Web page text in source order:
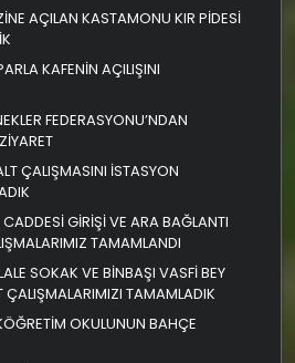
AÇILAN KASTAMONU KIR PİDESİ
KAFENİN AÇILIŞINI
FEDERASYONU’NDAN
ÇALIŞMASINI İSTASYON
CADDESİ GİRİŞİ VE ARA BAĞLANTI
TAMAMLANDI
SOKAK VE BİNBAŞI VASFİ BEY
ÇALIŞMALARIMIZI TAMAMLADIK
OKULUNUN BAHÇE